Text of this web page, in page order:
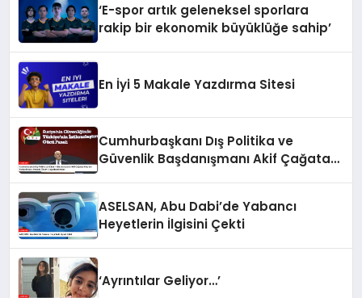
‘E-spor artık geleneksel sporlara
rakip bir ekonomik büyüklüğe sahip’
En İyi 5 Makale Yazdırma Sitesi
Cumhurbaşkanı Dış Politika ve
Güvenlik Başdanışmanı Akif Çağatay
ASELSAN, Abu Dabi’de Yabancı
Heyetlerin İlgisini Çekti
‘Ayrıntılar Geliyor…’